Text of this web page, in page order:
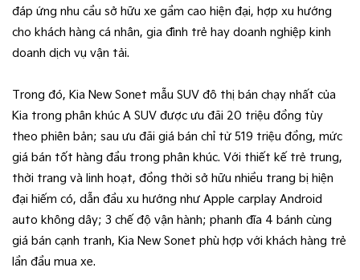
đáp ứng nhu cầu sở hữu xe gầm cao hiện đại, hợp xu hướng
cho khách hàng cá nhân, gia đình trẻ hay doanh nghiệp kinh
doanh dịch vụ vận tải.
Trong đó, Kia New Sonet mẫu SUV đô thị bán chạy nhất của
Kia trong phân khúc A SUV được ưu đãi 20 triệu đồng tùy
theo phiên bản; sau ưu đãi giá bán chỉ từ 519 triệu đồng, mức
giá bán tốt hàng đầu trong phân khúc. Với thiết kế trẻ trung,
thời trang và linh hoạt, đồng thời sở hữu nhiều trang bị hiện
đại hiếm có, dẫn đầu xu hướng như Apple carplay Android
auto không dây; 3 chế độ vận hành; phanh đĩa 4 bánh cùng
giá bán cạnh tranh, Kia New Sonet phù hợp với khách hàng trẻ
lần đầu mua xe.